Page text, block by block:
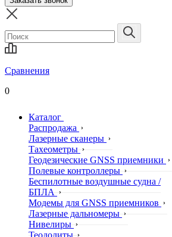
Сравнения
0
Каталог
Распродажа
Лазерные сканеры
Тахеометры
Геодезические GNSS приемники
Полевые контроллеры
Беспилотные воздушные судна /
БПЛА
Модемы для GNSS приемников
Лазерные дальномеры
Нивелиры
Теодолиты